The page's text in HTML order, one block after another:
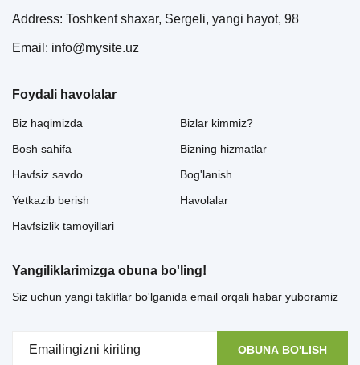
Address: Toshkent shaxar, Sergeli, yangi hayot, 98
Email: info@mysite.uz
Foydali havolalar
Biz haqimizda
Bosh sahifa
Havfsiz savdo
Yetkazib berish
Havfsizlik tamoyillari
Bizlar kimmiz?
Bizning hizmatlar
Bog'lanish
Havolalar
Yangiliklarimizga obuna bo'ling!
Siz uchun yangi takliflar bo'lganida email orqali habar yuboramiz
OBUNA BO'LISH